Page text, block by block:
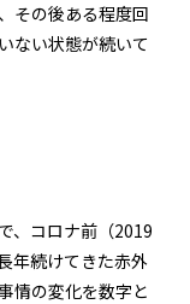
その後ある程度回
ない状態が続いて
、コロナ前（2019
年続けてきた赤外
情の変化を数字と